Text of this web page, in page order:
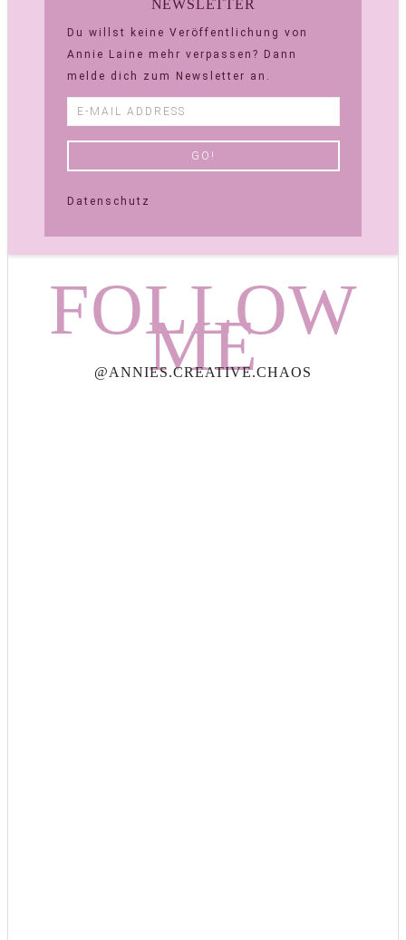
NEWSLETTER
Du willst keine Veröffentlichung von
Annie Laine mehr verpassen? Dann
melde dich zum Newsletter an.
Datenschutz
FOLLOW
ME
@ANNIES.CREATIVE.CHAOS